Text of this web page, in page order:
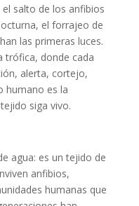
salto de los anfibios
el forrajeo de
las primeras luces.
trófica, donde cada
alerta, cortejo,
humano es la
siga vivo.
agua: es un tejido de
anfibios,
humanas que